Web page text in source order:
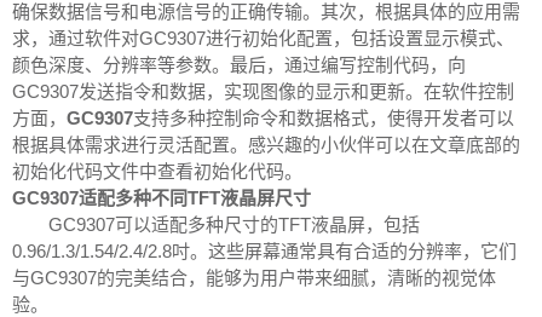
确保数据信号和电源信号的正确传输。其次，根据具体的应用需
求，通过软件对GC9307进行初始化配置，包括设置显示模式、
颜色深度、分辨率等参数。最后，通过编写控制代码，向
GC9307发送指令和数据，实现图像的显示和更新。在软件控制
方面， GC9307支持多种控制命令和数据格式，使得开发者可以
根据具体需求进行灵活配置。感兴趣的小伙伴可以在文章底部的
初始化代码文件中查看初始化代码。
GC9307适配多种不同TFT液晶屏尺寸
GC9307可以适配多种尺寸的TFT液晶屏，包括
0.96/1.3/1.54/2.4/2.8吋。这些屏幕通常具有合适的分辨率，它们
与GC9307的完美结合，能够为用户带来细腻，清晰的视觉体
验。